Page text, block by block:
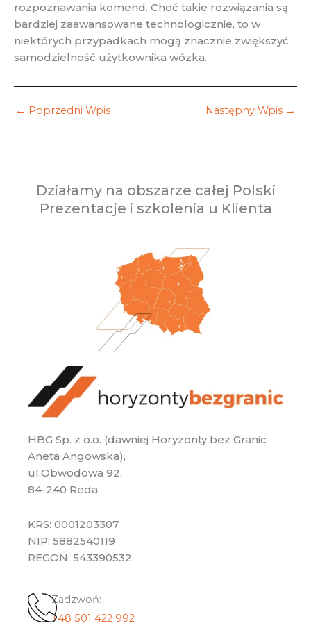
rozpoznawania komend. Choć takie rozwiązania są
bardziej zaawansowane technologicznie, to w
niektórych przypadkach mogą znacznie zwiększyć
samodzielność użytkownika wózka.
← Poprzedni Wpis Następny Wpis →
Działamy na obszarze całej Polski
Prezentacje i szkolenia u Klienta
HBG Sp. z o.o. (dawniej Horyzonty bez Granic
Aneta Angowska),
ul.Obwodowa 92,
84-240 Reda
KRS: 0001203307
NIP: 5882540119
REGON: 543390532
Zadzwoń:
+48 501 422 992